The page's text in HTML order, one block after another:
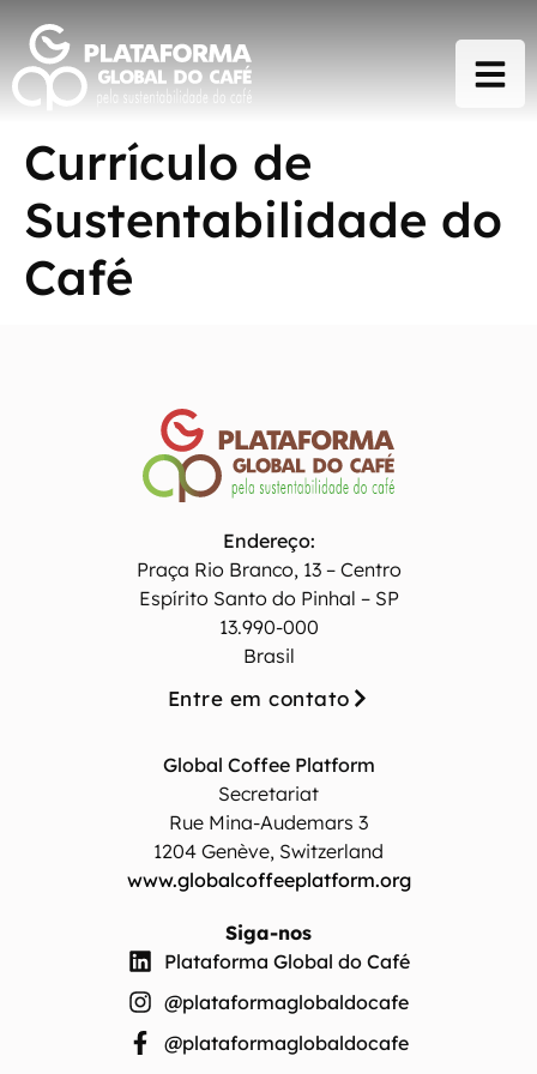
Currículo de
Sustentabilidade do
Café
Endereço:
Praça Rio Branco, 13 – Centro
Espírito Santo do Pinhal – SP
13.990-000
Brasil
Entre em contato
Global Coffee Platform
Secretariat
Rue Mina-Audemars 3
1204 Genève, Switzerland
www.globalcoffeeplatform.org
Siga-nos
Plataforma Global do Café
@plataformaglobaldocafe
@plataformaglobaldocafe